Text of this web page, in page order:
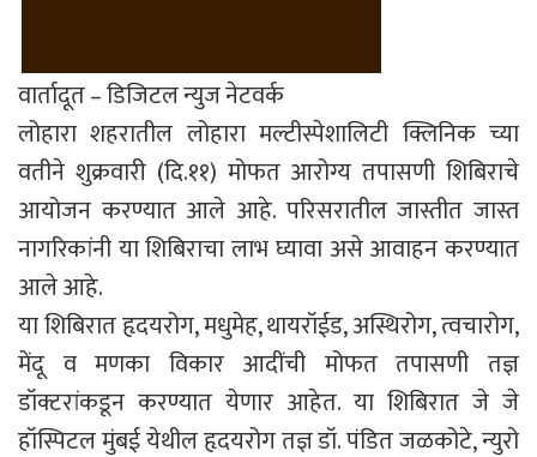
वार्तादूत – डिजिटल न्युज नेटवर्क
लोहारा शहरातील लोहारा मल्टीस्पेशालिटी क्लिनिक च्या
वतीने शुक्रवारी (दि.११) मोफत आरोग्य तपासणी शिबिराचे
आयोजन करण्यात आले आहे. परिसरातील जास्तीत जास्त
नागरिकांनी या शिबिराचा लाभ घ्यावा असे आवाहन करण्यात
आले आहे.
या शिबिरात हृदयरोग, मधुमेह, थायरॉईड, अस्थिरोग, त्वचारोग,
मेंदू व मणका विकार आदींची मोफत तपासणी तज्ञ
डॉक्टरांकडून करण्यात येणार आहेत. या शिबिरात जे जे
हॉस्पिटल मुंबई येथील हृदयरोग तज्ञ डॉ. पंडित जळकोटे, न्युरो